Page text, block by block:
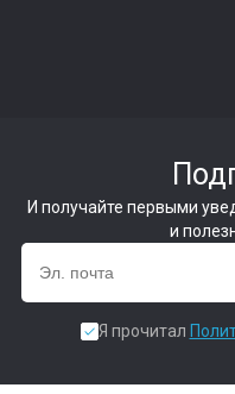
И получайте первыми
и
Я прочитал